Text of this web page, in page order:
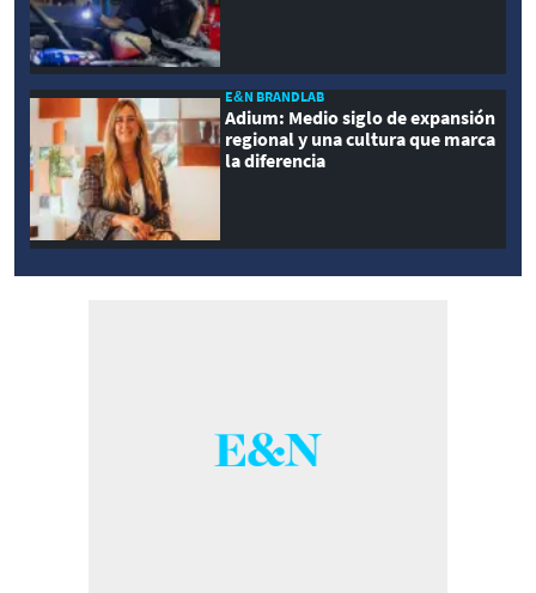
E&N BRANDLAB
Adium: Medio siglo de expansión
regional y una cultura que marca
la diferencia